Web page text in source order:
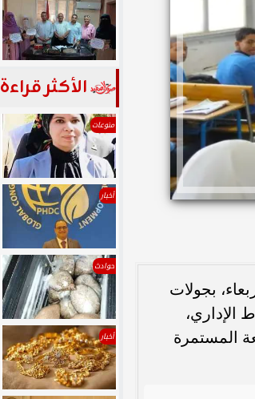
بجولات
الإداري،
المستمرة
الأكثر قراءة
منوعات
أخبار
حوادث
أخبار